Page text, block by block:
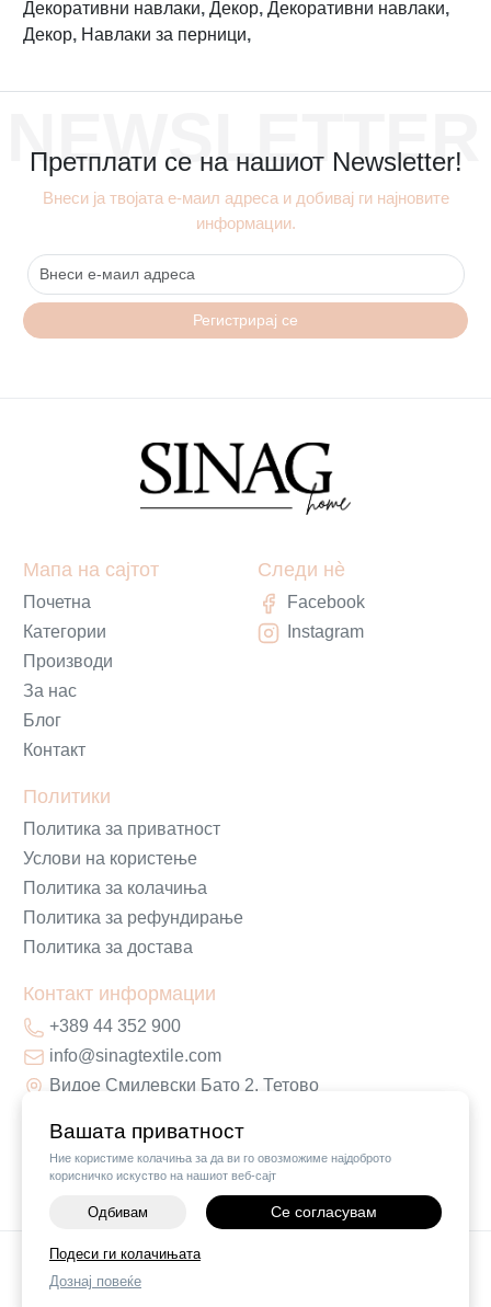
Вашата приватност
Ние користиме колачиња за да ви го овозможиме најдоброто
корисничко искуство на нашиот веб-сајт
Одбивам Се согласувам
Подеси ги колачињата
Дознај повеќе
Декоративни навлаки, Декор, Декоративни навлаки,
Декор, Навлаки за перници,
+
NEWSLETTER
Претплати се на нашиот Newsletter!
Внеси ја твојата е-маил адреса и добивај ги најновите
информации.
Регистрирај се
Мапа на сајтот
Почетна
Категории
Производи
За нас
Блог
Контакт
Политики
Политика за приватност
Услови на користење
Политика за колачиња
Политика за рефундирање
Политика за достава
Контакт информации
+389 44 352 900
info@sinagtextile.com
Видое Смилевски Бато 2, Тетово
Следи нè
Facebook
Instagram
©2026Vendor x
Поставки за колачиња